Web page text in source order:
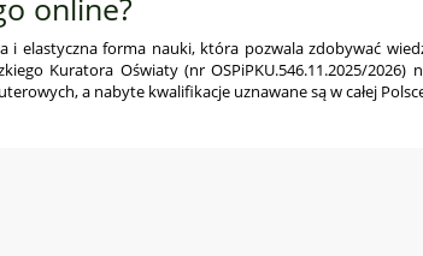
elastyczna forma nauki, która pozwala zdobywać
Kuratora Oświaty (nr OSPiPKU.546.11.2025/
a nabyte kwalifikacje uznawane są w całej